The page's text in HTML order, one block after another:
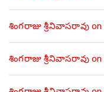
శింగరాజు శ్రీనివాసరావుon
శింగరాజు శ్రీనివాసరావుon